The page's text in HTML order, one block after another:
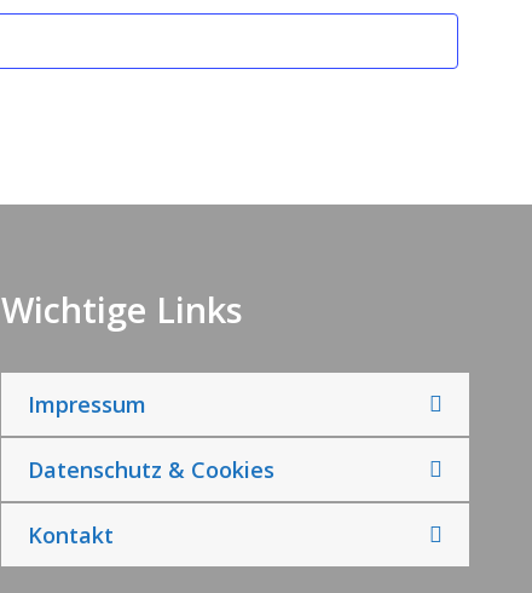
Wichtige Links
Impressum
Datenschutz & Cookies
Kontakt